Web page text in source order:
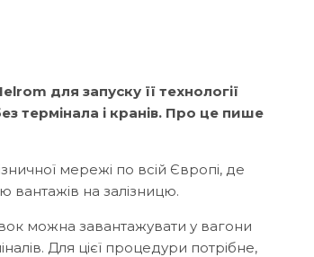
для запуску її технології
термінала і кранів. Про це пише
мережі по всій Європі, де
вантажів на залізницю.
можна завантажувати у вагони
Для цієї процедури потрібне,